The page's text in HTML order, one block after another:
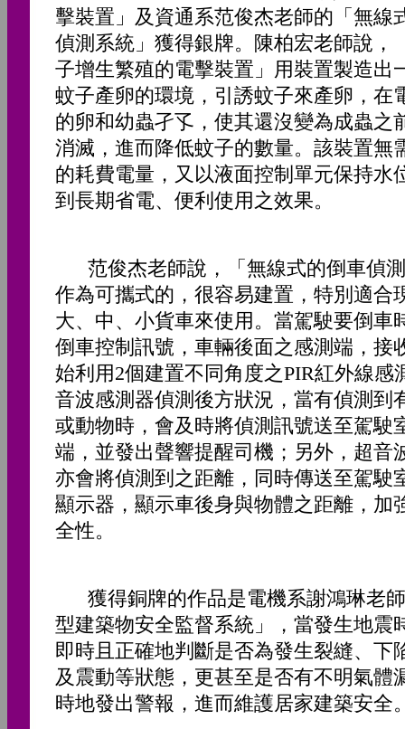
擊裝置」及資通系范俊杰老師的「無線
偵測系統」獲得銀牌。陳柏宏老師說，
子增生繁殖的電擊裝置」用裝置製造出
蚊子產卵的環境，引誘蚊子來產卵，在
的卵和幼蟲孑孓，使其還沒變為成蟲之
消滅，進而降低蚊子的數量。該裝置無
的耗費電量，又以液面控制單元保持水
到長期省電、便利使用之效果。
范俊杰老師說，「無線式的倒車偵
作為可攜式的，很容易建置，特別適合
大、中、小貨車來使用。當駕駛要倒車
倒車控制訊號，車輛後面之感測端，接
始利用2個建置不同角度之PIR紅外線感
音波感測器偵測後方狀況，當有偵測到
或動物時，會及時將偵測訊號送至駕駛
端，並發出聲響提醒司機；另外，超音
亦會將偵測到之距離，同時傳送至駕駛
顯示器，顯示車後身與物體之距離，加
全性。
獲得銅牌的作品是電機系謝鴻琳老
型建築物安全監督系統」，當發生地震
即時且正確地判斷是否為發生裂縫、下
及震動等狀態，更甚至是否有不明氣體
時地發出警報，進而維護居家建築安全